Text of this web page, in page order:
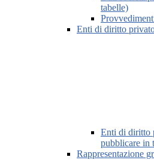
tabelle)
Enti di diritto
Enti di diritto
pubblicare in
Rappresentazione